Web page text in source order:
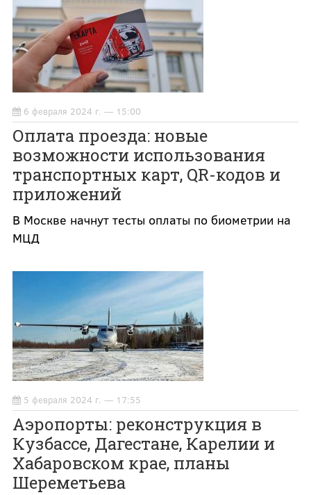
6 февраля 2024 г. — 15:00
Оплата проезда: новые
возможности использования
транспортных карт, QR-кодов и
приложений
В Москве начнут тесты оплаты по биометрии на
МЦД
5 февраля 2024 г. — 17:55
Аэропорты: реконструкция в
Кузбассе, Дагестане, Карелии и
Хабаровском крае, планы
Шереметьева